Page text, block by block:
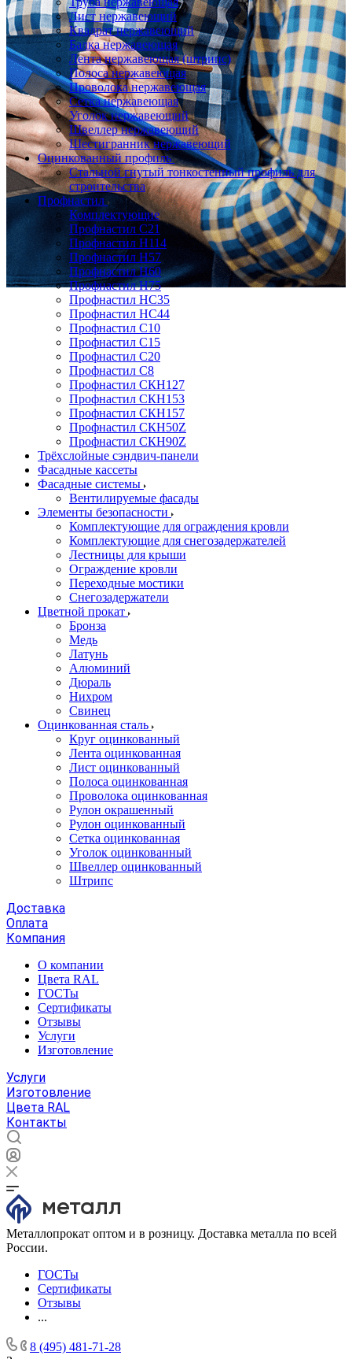
Лист нержавеющий
Квадрат нержавеющий
Балка нержавеющая
Лента нержавеющая (штрипс)
Полоса нержавеющая
Проволока нержавеющая
Сетка нержавеющая
Уголок нержавеющий
Швеллер нержавеющий
Шестигранник нержавеющий
Оцинкованный профиль
Стальной гнутый тонкостенный профиль для
строительства
Профнастил
Комплектующие
Профнастил C21
Профнастил Н114
Профнастил Н57
Профнастил Н60
Профнастил Н75
Профнастил НС35
Профнастил НС44
Профнастил С10
Профнастил С15
Профнастил С20
Профнастил С8
Профнастил СКН127
Профнастил СКН153
Профнастил СКН157
Профнастил СКН50Z
Профнастил СКН90Z
Трёхслойные сэндвич-панели
Фасадные кассеты
Фасадные системы
Вентилируемые фасады
Элементы безопасности
Комплектующие для ограждения кровли
Комплектующие для снегозадержателей
Лестницы для крыши
Ограждение кровли
Переходные мостики
Снегозадержатели
Цветной прокат
Бронза
Медь
Латунь
Алюминий
Дюраль
Нихром
Свинец
Оцинкованная сталь
Круг оцинкованный
Лента оцинкованная
Лист оцинкованный
Полоса оцинкованная
Проволока оцинкованная
Рулон окрашенный
Рулон оцинкованный
Сетка оцинкованная
Уголок оцинкованный
Швеллер оцинкованный
Штрипс
Доставка
Оплата
Компания
О компании
Цвета RAL
ГОСТы
Сертификаты
Отзывы
Услуги
Изготовление
Услуги
Изготовление
Цвета RAL
Контакты
Металлопрокат оптом и в розницу. Доставка металла по всей
России.
ГОСТы
Сертификаты
Отзывы
...
8 (495) 481-71-28